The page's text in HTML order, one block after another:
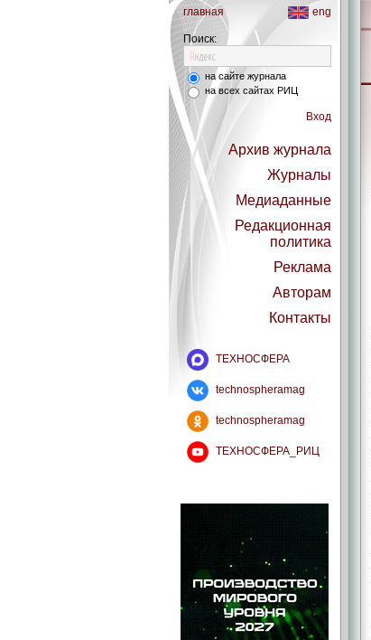
главная eng
Поиск:
на сайте журнала
на всех сайтах РИЦ
Вход
Архив журнала
Журналы
Медиаданные
Редакционная
политика
Реклама
Авторам
Контакты
ТЕХНОСФЕРА
technospheramag
technospheramag
ТЕХНОСФЕРА_РИЦ